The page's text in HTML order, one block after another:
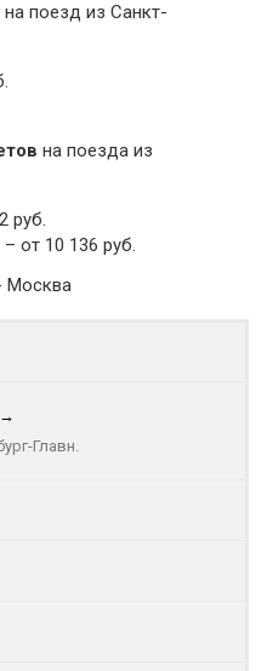
на поезд из Санкт-
на поезда из
руб.
от 10 136 руб.
Москва
→
Главн.